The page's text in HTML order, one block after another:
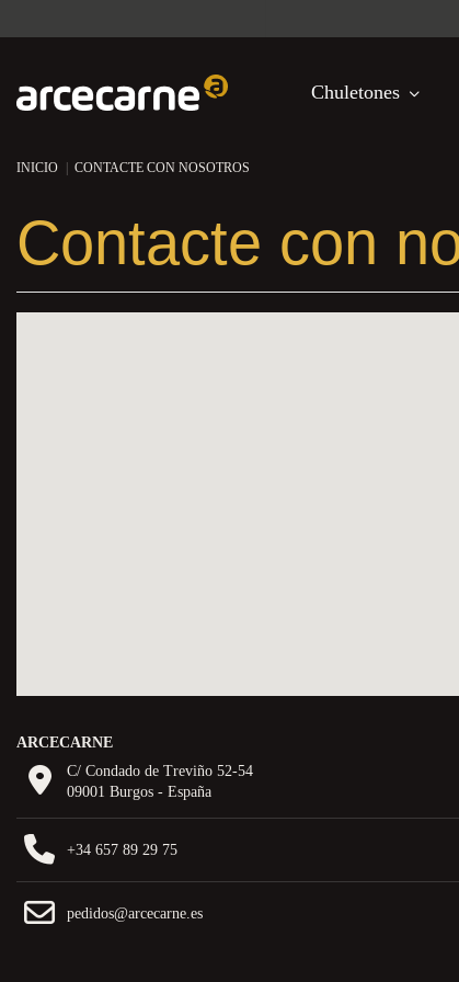
Chuletones
INICIO CONTACTE CON NOSOTROS
Contacte con
ARCECARNE
C/ Condado de Treviño 52-54
09001 Burgos - España
+34 657 89 29 75
pedidos@arcecarne.es